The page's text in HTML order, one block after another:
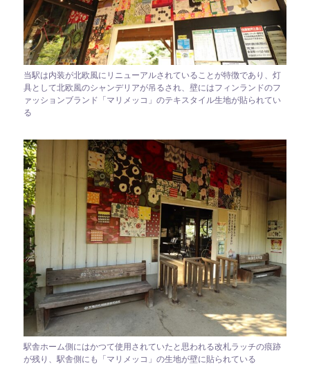
当駅は内装が北欧風にリニューアルされていることが特徴であり、灯
具として北欧風のシャンデリアが吊るされ、壁にはフィンランドのフ
ァッションブランド「マリメッコ」のテキスタイル生地が貼られてい
る
駅舎ホーム側にはかつて使用されていたと思われる改札ラッチの痕跡
が残り、駅舎側にも「マリメッコ」の生地が壁に貼られている